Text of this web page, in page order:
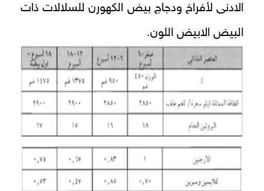
الادنى لأفراخ ودجاج بيض الكهورن للسلالات ذات
البيض الابيض اللون.